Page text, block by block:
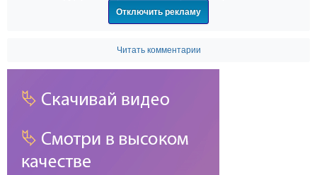
Отключить рекламу
Читать комментарии